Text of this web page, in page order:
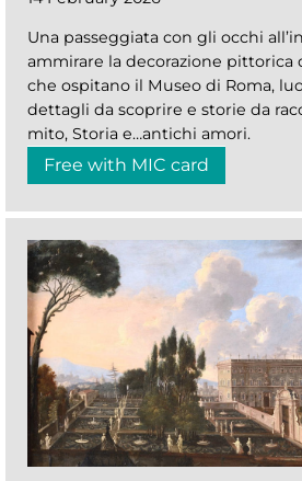
Una passeggiata con gli occhi
ammirare la decorazione pittorica
che ospitano il Museo di Roma,
dettagli da scoprire e storie da
mito, Storia e…antichi amori.
Free with MIC card